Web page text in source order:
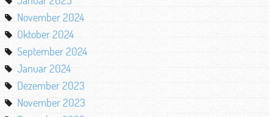
November 2024
Oktober 2024
September 2024
Januar 2024
Dezember 2023
November 2023